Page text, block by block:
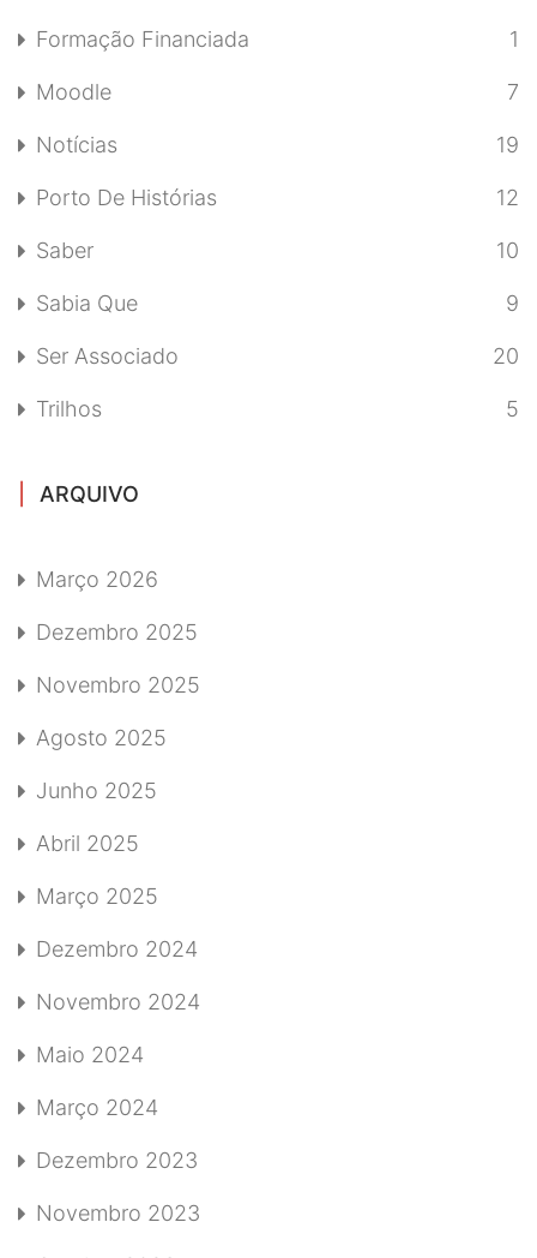
Formação Financiada 1
Moodle 7
Notícias 19
Porto De Histórias 12
Saber 10
Sabia Que 9
Ser Associado 20
Trilhos 5
ARQUIVO
Março 2026
Dezembro 2025
Novembro 2025
Agosto 2025
Junho 2025
Abril 2025
Março 2025
Dezembro 2024
Novembro 2024
Maio 2024
Março 2024
Dezembro 2023
Novembro 2023